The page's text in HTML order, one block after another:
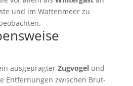
und im Wattenmeer zu
ausgeprägter Zugvogelund
Entfernungen zwischen Brut-